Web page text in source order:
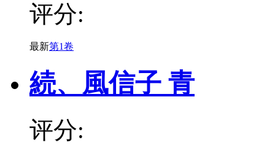
评分:
最新第1卷
続、風信子 青
评分: